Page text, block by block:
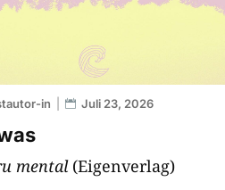
in Juli 23, 2026
mental(Eigenverlag)